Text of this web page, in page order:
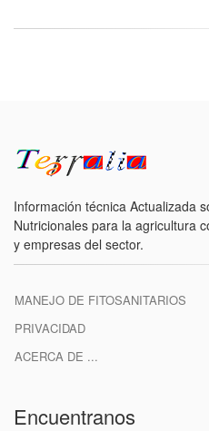
Información técnica Actualizada
Nutricionales para la agricultura
y empresas del sector.
MANEJO DE FITOSANITARIOS
PRIVACIDAD
ACERCA DE ...
Encuentranos